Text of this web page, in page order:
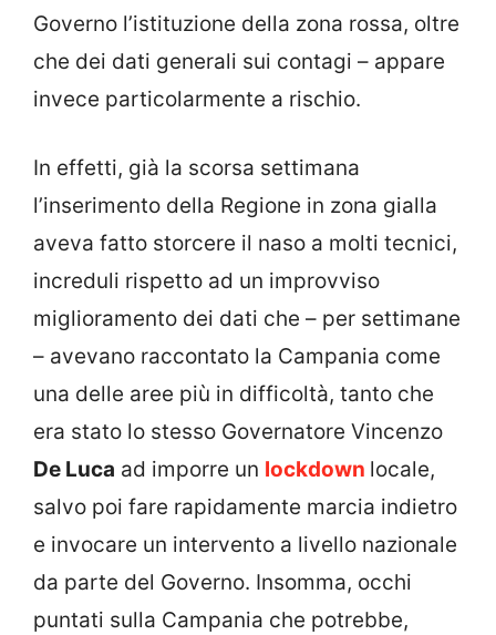
Governo l’istituzione della zona rossa, oltre
che dei dati generali sui contagi – appare
invece particolarmente a rischio.
In effetti, già la scorsa settimana
l’inserimento della Regione in zona gialla
aveva fatto storcere il naso a molti tecnici,
increduli rispetto ad un improvviso
miglioramento dei dati che – per settimane
– avevano raccontato la Campania come
una delle aree più in difficoltà, tanto che
era stato lo stesso Governatore Vincenzo
De Luca ad imporre un lockdown locale,
salvo poi fare rapidamente marcia indietro
e invocare un intervento a livello nazionale
da parte del Governo. Insomma, occhi
puntati sulla Campania che potrebbe,